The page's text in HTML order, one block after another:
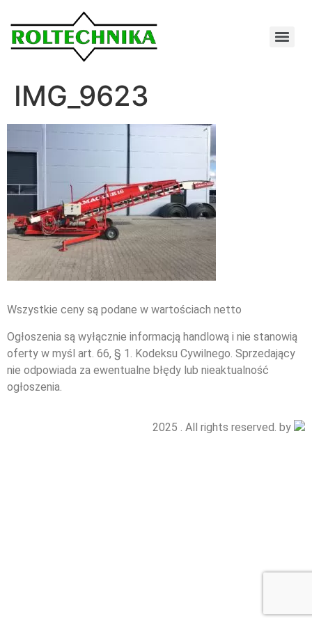
IMG_9623
Wszystkie ceny są podane w wartościach netto
Ogłoszenia są wyłącznie informacją handlową i nie stanowią
oferty w myśl art. 66, § 1. Kodeksu Cywilnego. Sprzedający
nie odpowiada za ewentualne błędy lub nieaktualność
ogłoszenia.
2025 . All rights reserved. by